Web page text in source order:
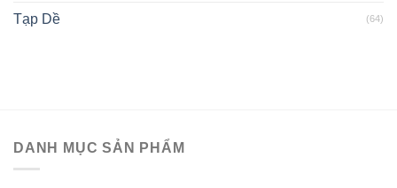
Tạp Dề (64)
DANH MỤC SẢN PHẨM